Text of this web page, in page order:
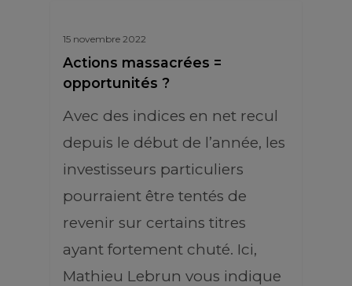
15 novembre 2022
Actions massacrées =
opportunités ?
Avec des indices en net recul
depuis le début de l’année, les
investisseurs particuliers
pourraient être tentés de
revenir sur certains titres
ayant fortement chuté. Ici,
Mathieu Lebrun vous indique